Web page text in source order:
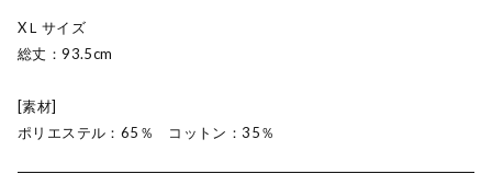
XＬサイズ
総丈：93.5cm
[素材]
ポリエステル：65％ コットン：35％